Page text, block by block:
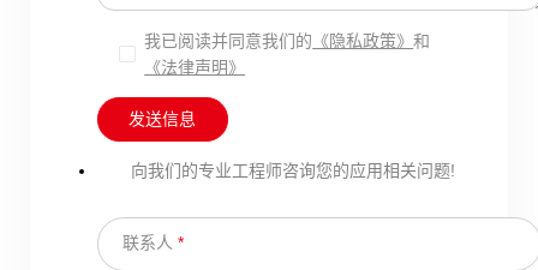
我已阅读并同意我们的 《隐私政策》和
《法律声明》
发送信息
向我们的专业工程师咨询您的应用相关问题!
联系人*